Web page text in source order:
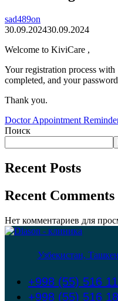
sad489on
30.09.202430.09.2024
Welcome to KiviCare ,
Your registration process
completed, and your
Thank you.
Doctor Appointment
Поиск
Recent Posts
Recent Comments
Нет комментариев для
Узбекистан,
+998 (55) 516
+998 (55) 516